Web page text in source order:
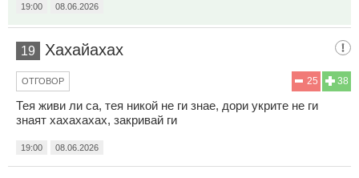
19:00 08.06.2026
19 Хахайахах
38
25
ОТГОВОР
Тея живи ли са, тея никой не ги знае, дори укрите не ги
знаят хахахахах, закривай ги
19:00 08.06.2026